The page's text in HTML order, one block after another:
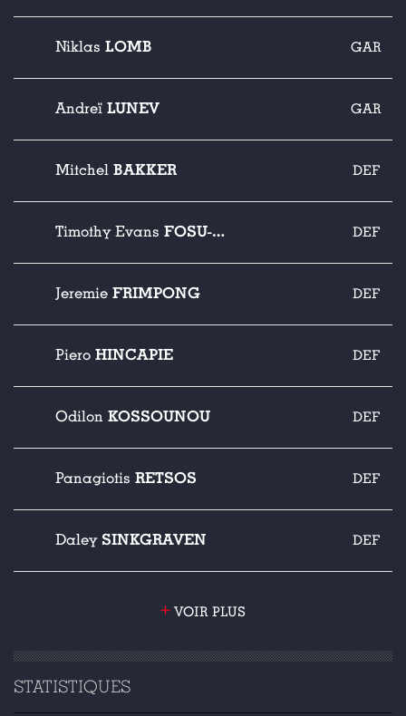
Niklas LOMB GAR
Andreï LUNEV GAR
Mitchel BAKKER DEF
Timothy Evans FOSU-MENSAH DEF
Jeremie FRIMPONG DEF
Piero HINCAPIE DEF
Odilon KOSSOUNOU DEF
Panagiotis RETSOS DEF
Daley SINKGRAVEN DEF
+ VOIR PLUS
STATISTIQUES